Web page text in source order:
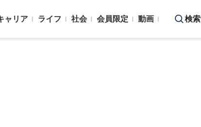
ャリア ライフ 社会 会員限定 動画 検索